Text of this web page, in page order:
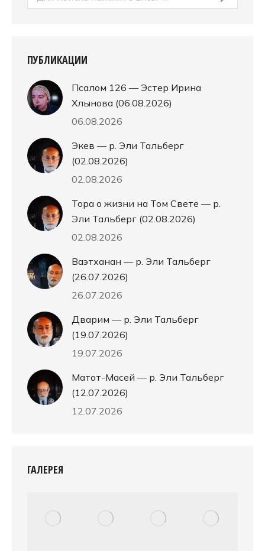
ПУБЛИКАЦИИ
Псалом 126 — Эстер Ирина
Хлынова (06.08.2026)
06.08.2026
Экев — р. Эли Тальберг
(02.08.2026)
02.08.2026
Тора о жизни на Том Свете — р.
Эли Тальберг (02.08.2026)
02.08.2026
Ваэтханан — р. Эли Тальберг
(26.07.2026)
26.07.2026
Дварим — р. Эли Тальберг
(19.07.2026)
19.07.2026
Матот-Масей — р. Эли Тальберг
(12.07.2026)
12.07.2026
ГАЛЕРЕЯ